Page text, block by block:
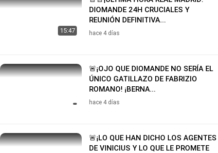
15:47
DIOMANDE 24H CRUCIALES Y
REUNIÓN DEFINITIVA...
hace 4 días
🚨¡OJO QUE DIOMANDE NO SERÍA EL
ÚNICO GATILLAZO DE FABRIZIO
ROMANO! ¡BERNA...
hace 4 días
🚨¡LO QUE HAN DICHO LOS AGENTES
DE VINICIUS Y LO QUE LE PROMETE